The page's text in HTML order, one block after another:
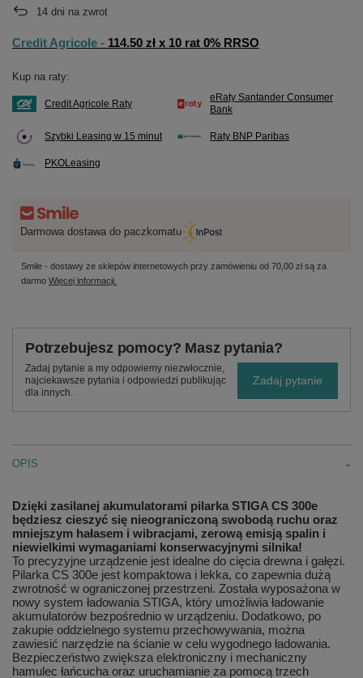
14 dni na zwrot
Credit Agricole - 114.50 zł x 10 rat 0% RRSO
Kup na raty:
Credit Agricole Raty
eRaty Santander Consumer
Bank
Szybki Leasing w 15 minut Raty BNP Paribas
PKOLeasing
Darmowa dostawa do paczkomatu
Smile - dostawy ze sklepów internetowych przy zamówieniu od 70,00 złsą za
darmo Więcej informacji.
Potrzebujesz pomocy? Masz pytania?
Zadaj pytanie a my odpowiemy niezwłocznie,
najciekawsze pytania i odpowiedzi publikując
dla innych.
Zadaj pytanie
OPIS
Dzięki zasilanej akumulatorami pilarka STIGA CS 300e
będziesz cieszyć się nieograniczoną swobodą ruchu oraz
mniejszym hałasem i wibracjami, zerową emisją spalin i
niewielkimi wymaganiami konserwacyjnymi silnika!
To precyzyjne urządzenie jest idealne do cięcia drewna i gałęzi.
Pilarka CS 300e jest kompaktowa i lekka, co zapewnia dużą
zwrotność w ograniczonej przestrzeni. Została wyposażona w
nowy system ładowania STIGA, który umożliwia ładowanie
akumulatorów bezpośrednio w urządzeniu. Dodatkowo, po
zakupie oddzielnego systemu przechowywania, można
zawiesić narzędzie na ścianie w celu wygodnego ładowania.
Bezpieczeństwo zwiększa elektroniczny i mechaniczny
hamulec łańcucha oraz uruchamianie za pomocą trzech